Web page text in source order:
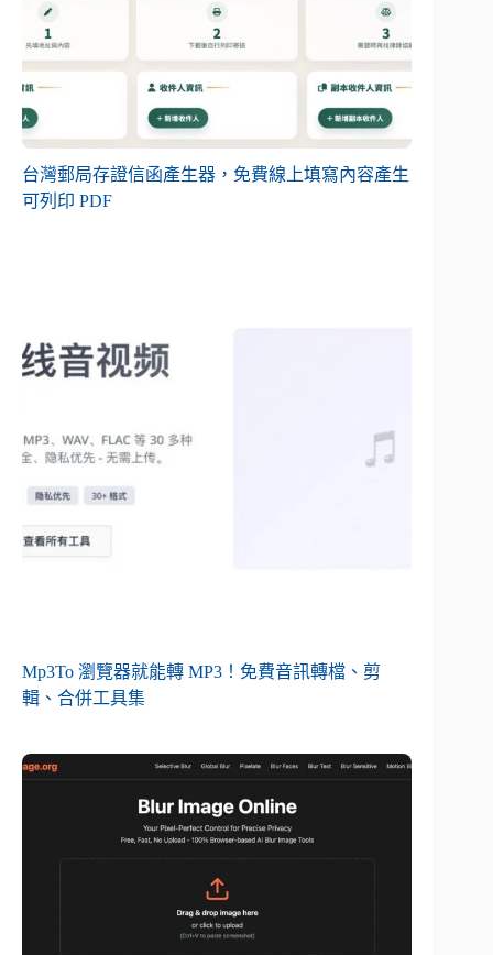
台灣郵局存證信函產生器，免費線上填寫內容產生
可列印 PDF
Mp3To 瀏覽器就能轉 MP3！免費音訊轉檔、剪
輯、合併工具集